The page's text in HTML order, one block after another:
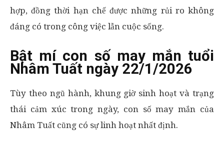
hợp, đồng thời hạn chế được những rủi ro không
đáng có trong công việc lẫn cuộc sống.
Bật mí con số may mắn tuổi
Nhâm Tuất ngày 22/1/2026
Tùy theo ngũ hành, khung giờ sinh hoạt và trạng
thái cảm xúc trong ngày, con số may mắn của
Nhâm Tuất cũng có sự linh hoạt nhất định.